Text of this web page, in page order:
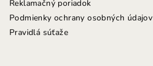
Reklamačný poriadok
Podmienky ochrany osobných údajov
Pravidlá súťaže